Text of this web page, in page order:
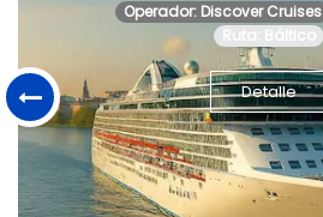
Operador: Discover Cruises
Ruta: Báltico
Detalle